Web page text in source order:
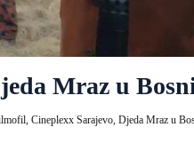
Mraz u
Cineplexx Sarajevo, Djeda Mraz u